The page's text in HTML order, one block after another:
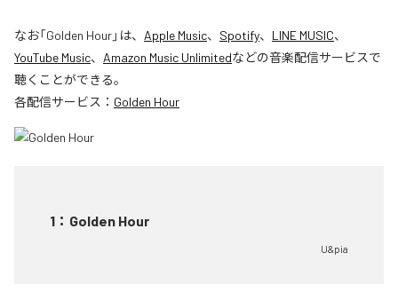
なお「Golden Hour」は、 Apple Music、 Spotify、 LINE MUSIC、
YouTube Music、 Amazon Music Unlimitedなどの音楽配信サービスで
聴くことができる。
各配信サービス： Golden Hour
1 ： Golden Hour
U&pia